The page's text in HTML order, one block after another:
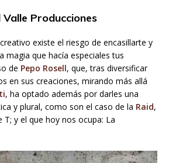
Valle Producciones
existe el riesgo de encasillarte y
magia que hacía especiales tus
de Pepo Rosell, que, tras diversificar
en sus creaciones, mirando más allá
, ha optado además por darles una
y plural, como son el caso de la Raid,
T; y el que hoy nos ocupa: La